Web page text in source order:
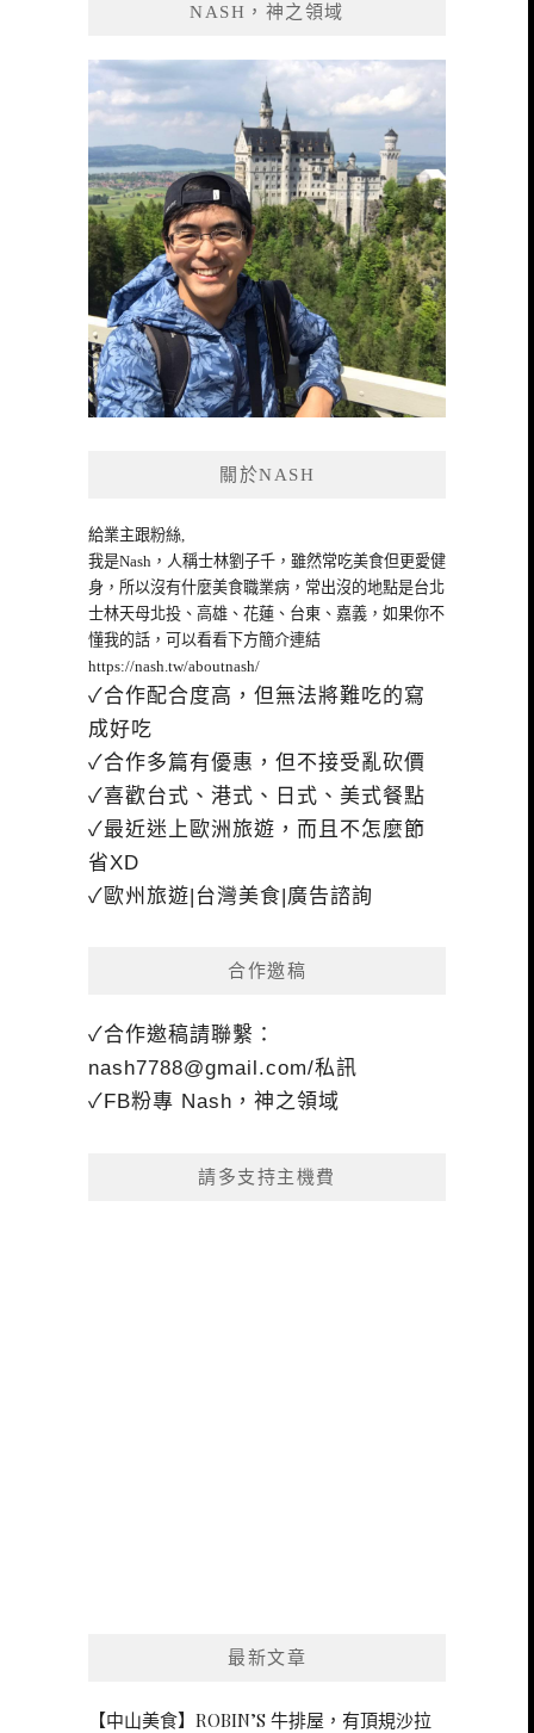
NASH，神之領域
關於NASH
給業主跟粉絲,
我是Nash，人稱士林劉子千，雖然常吃美食但更愛健
身，所以沒有什麼美食職業病，常出沒的地點是台北
士林天母北投、高雄、花蓮、台東、嘉義，如果你不
懂我的話，可以看看下方簡介連結
https://nash.tw/aboutnash/
✓合作配合度高，但無法將難吃的寫
成好吃
✓合作多篇有優惠，但不接受亂砍價
✓喜歡台式、港式、日式、美式餐點
✓最近迷上歐洲旅遊，而且不怎麼節
省XD
✓歐州旅遊|台灣美食|廣告諮詢
合作邀稿
✓合作邀稿請聯繫：
nash7788@gmail.com/私訊
✓FB粉專 Nash，神之領域
請多支持主機費
最新文章
【中山美食】ROBIN’S 牛排屋，有頂規沙拉